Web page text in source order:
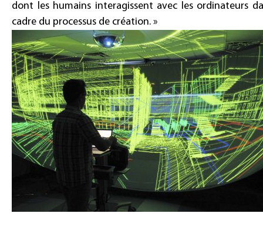
dont les humains interagissent avec les ordinateurs
cadre du processus de création. »